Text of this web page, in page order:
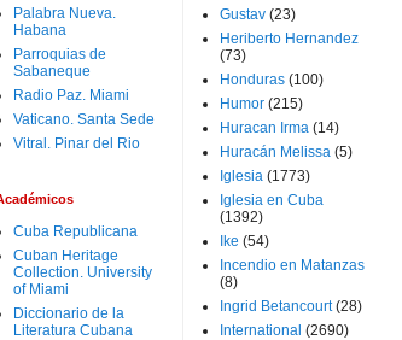
Palabra Nueva.
Habana
Parroquias de
Sabaneque
Radio Paz. Miami
Vaticano. Santa Sede
Vitral. Pinar del Rio
Cuba Republicana
Cuban Heritage
Collection. University
of Miami
Diccionario de la
Literatura Cubana
Gustav (23)
Heriberto Hernandez
(73)
Honduras (100)
Humor (215)
Huracan Irma (14)
Huracán Melissa (5)
Iglesia (1773)
Iglesia en Cuba
(1392)
Ike (54)
Incendio en Matanzas
(8)
Ingrid Betancourt (28)
International (2690)